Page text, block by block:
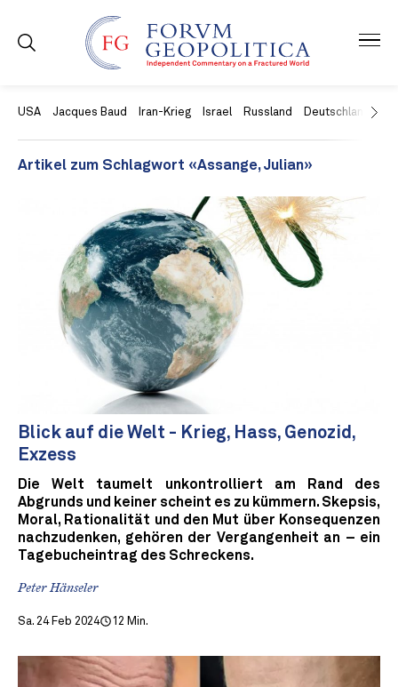
USA Jacques Baud Iran-Krieg Israel Russland Deutschland
Artikel zum Schlagwort «Assange, Julian»
Blick auf die Welt - Krieg, Hass, Genozid,
Exzess
Die Welt taumelt unkontrolliert am Rand des
Abgrunds und keiner scheint es zu kümmern. Skepsis,
Moral, Rationalität und den Mut über Konsequenzen
nachzudenken, gehören der Vergangenheit an – ein
Tagebucheintrag des Schreckens.
Peter Hänseler
Sa. 24 Feb 2024 12 Min.